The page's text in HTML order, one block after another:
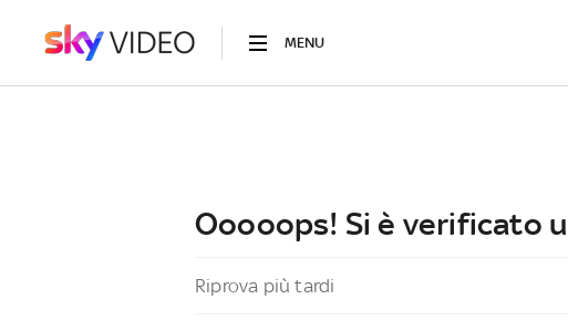
MENU
Ooooops! Si è verificato
Riprova più tardi